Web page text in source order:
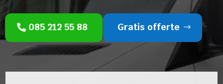
085 212 55 88 Gratis offerte